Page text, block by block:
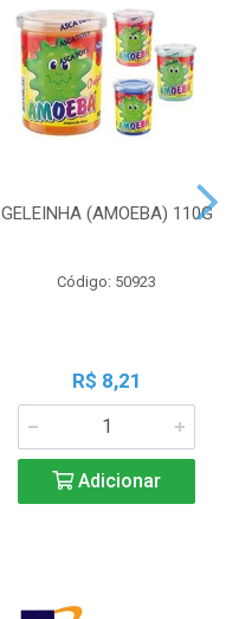
GELEINHA (AMOEBA) 110G
Código: 50923
R$ 8,21
Adicionar